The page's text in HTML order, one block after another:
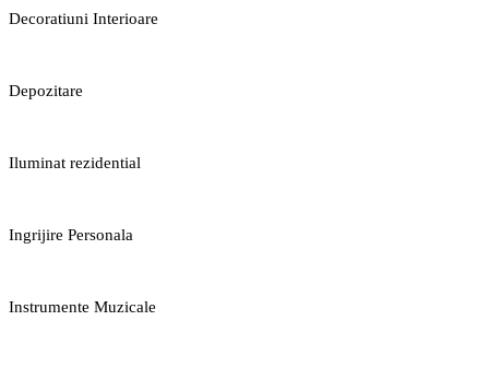
Decoratiuni Interioare
Depozitare
Iluminat rezidential
Ingrijire Personala
Instrumente Muzicale